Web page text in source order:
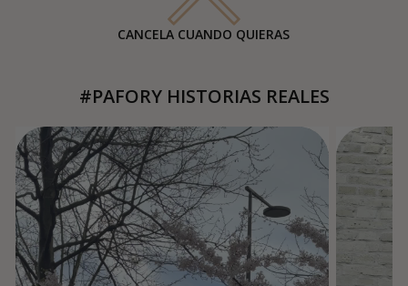
CANCELA CUANDO QUIERAS
#PAFORY HISTORIAS REALES